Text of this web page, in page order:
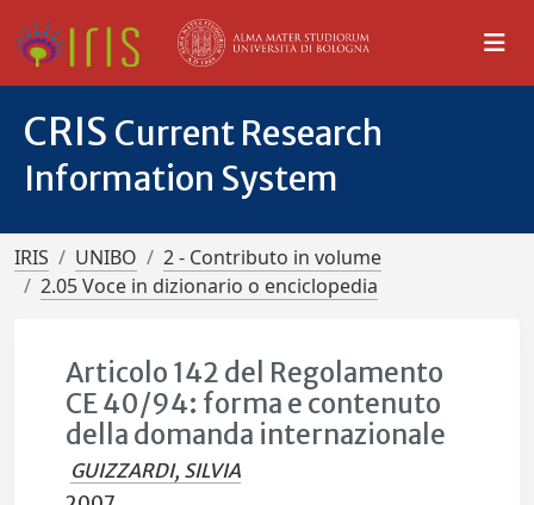
CRIS Current Research
Information System
IRIS UNIBO
2 - Contributo in volume
2.05 Voce in dizionario o enciclopedia
Articolo 142 del Regolamento
CE 40/94: forma e contenuto
della domanda internazionale
GUIZZARDI, SILVIA